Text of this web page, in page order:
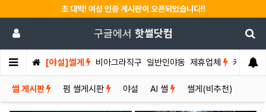
초 대박! 여성 인증 게시판이 오픈되었습니다!!
구글에서 핫썰닷컴
[야설]썰게 비아그라직구 일반인야동 제휴업체 커뮤니티
썰 게시판 펌 썰게시판 야설 AI 썰 썰게(비추천)